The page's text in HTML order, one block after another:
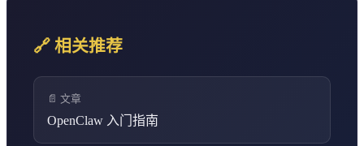
🔗 相关推荐
📄 文章
OpenClaw 入门指南